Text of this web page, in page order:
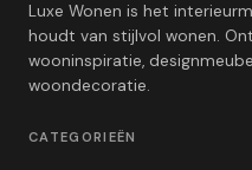
Luxe Wonen is het
houdt van stijlvol wonen.
wooninspiratie,
woondecoratie.
CATEGORIEËN